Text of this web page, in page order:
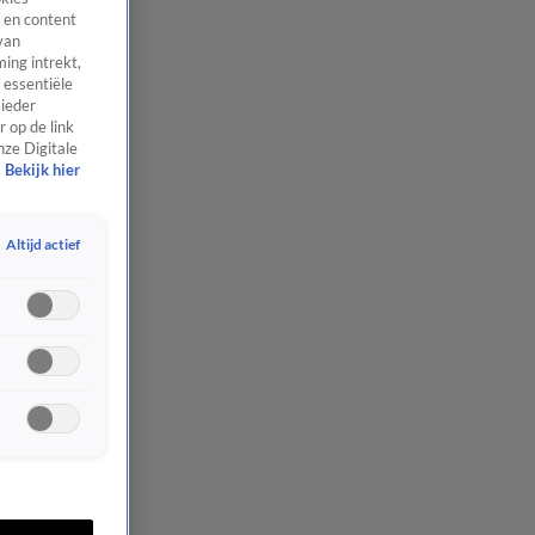
en content
intrekt,
op de link
Digitale
Bekijk hier
Altijd actief